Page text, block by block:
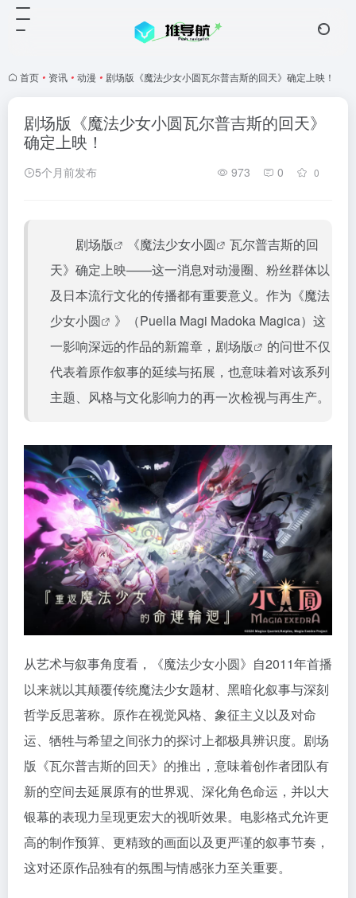
首页 • 资讯 • 动漫 • 剧场版《魔法少女小圆瓦尔普吉斯的回天》确定上映！
剧场版《魔法少女小圆瓦尔普吉斯的回天》
确定上映！
5个月前发布 973 0 0
剧场版 《魔法少女小圆
瓦尔普吉斯的回
天》确定上映——这一消息对动漫圈、粉丝群体以
及日本流行文化的传播都有重要意义。作为《魔法
少女小圆
》（Puella Magi Madoka Magica）这
一影响深远的作品的新篇章， 剧场版
的问世不仅
代表着原作叙事的延续与拓展，也意味着对该系列
主题、风格与文化影响力的再一次检视与再生产。
从艺术与叙事角度看，《魔法少女小圆》自2011年首播
以来就以其颠覆传统魔法少女题材、黑暗化叙事与深刻
哲学反思著称。原作在视觉风格、象征主义以及对命
运、牺牲与希望之间张力的探讨上都极具辨识度。剧场
版《瓦尔普吉斯的回天》的推出，意味着创作者团队有
新的空间去延展原有的世界观、深化角色命运，并以大
银幕的表现力呈现更宏大的视听效果。电影格式允许更
高的制作预算、更精致的画面以及更严谨的叙事节奏，
这对还原作品独有的氛围与情感张力至关重要。